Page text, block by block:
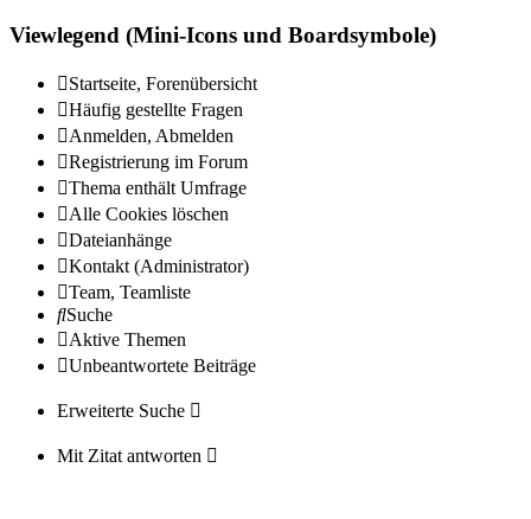
Viewlegend (Mini-Icons und Boardsymbole)
Startseite, Forenübersicht
Häufig gestellte Fragen
Anmelden, Abmelden
Registrierung im Forum
Thema enthält Umfrage
Alle Cookies löschen
Dateianhänge
Kontakt (Administrator)
Team, Teamliste
Suche
Aktive Themen
Unbeantwortete Beiträge
Erweiterte Suche
Mit Zitat antworten